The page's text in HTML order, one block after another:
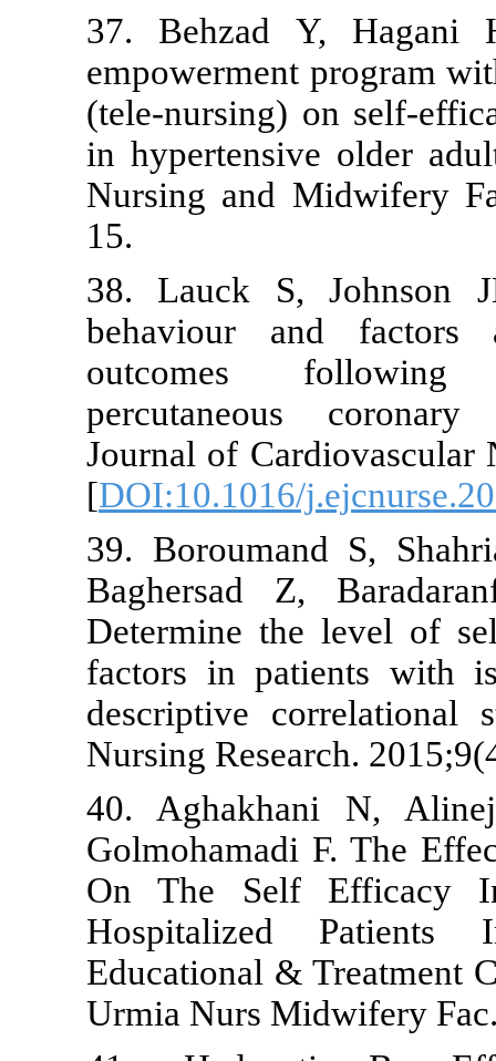
37.
(tele-
in
Nursing
38. Lauck
behaviour
Journal of
[
39.
Baghersad
Determine
factors in
descriptive
Nursing
40.
On The
Educational
Urmia Nurs